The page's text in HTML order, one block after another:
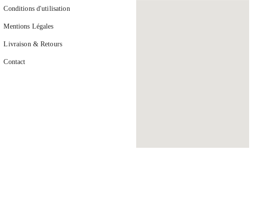
Conditions d'utilisation
Mentions Légales
Livraison & Retours
Contact